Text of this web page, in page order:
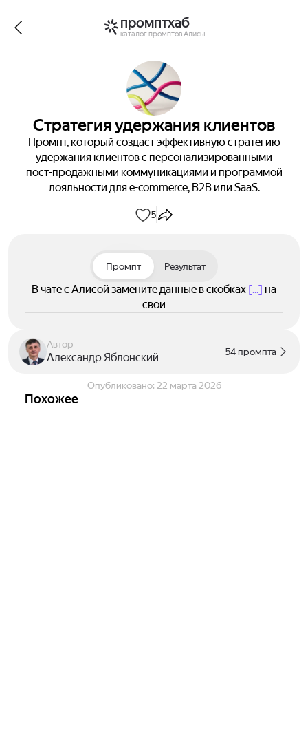
промптхаб
каталог промптов Алисы
Стратегия удержания клиентов
Промпт, который создаст эффективную стратегию
удержания клиентов с персонализированными
пост-продажными коммуникациями и программой
лояльности для e-commerce, B2B или SaaS.
5
Промпт Результат
В чате с Алисой замените данные в скобках [...] на
свои
Автор
Александр Яблонский 54 промпта
Опубликовано: 22 марта 2026
Похожее